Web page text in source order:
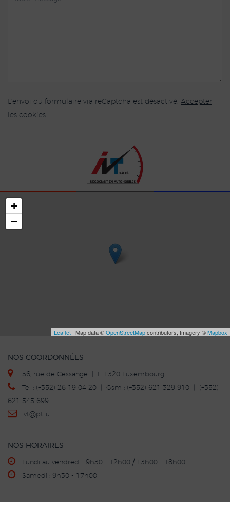
L'envoi du formulaire via reCaptcha est désactivé. Accepter
les cookies
+
−
Leaflet | Map data ©OpenStreetMapcontributors, Imagery ©Mapbox
NOS COORDONNÉES
56, rue de Cessange | L-1320 Luxembourg
Tel : (+352) 26 19 04 20 | Gsm : (+352) 621 329 910 | (+352)
621 545 699
ivt@pt.lu
NOS HORAIRES
Lundi au vendredi : 9h30 - 12h00 / 13h00 - 18h00
Samedi : 9h30 - 17h00